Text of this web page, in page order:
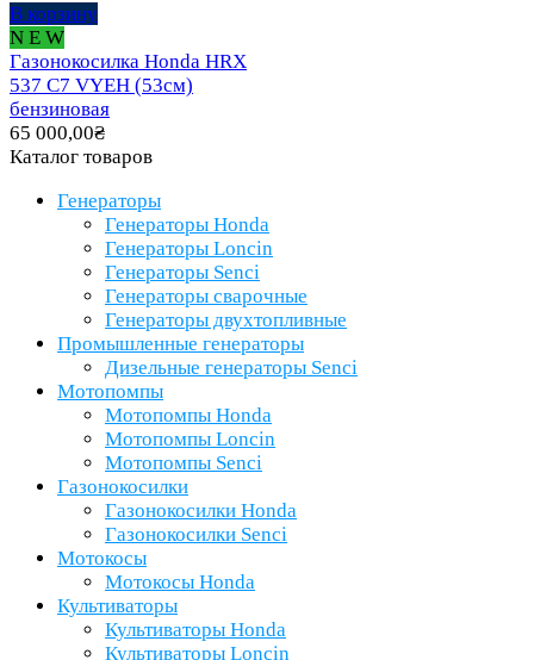
В корзину
N E W
Газонокосилка Honda HRX
537 C7 VYEH (53см)
бензиновая
65 000,00₴
Каталог товаров
Генераторы
Генераторы Honda
Генераторы Loncin
Генераторы Senci
Генераторы сварочные
Генераторы двухтопливные
Промышленные генераторы
Дизельные генераторы Senci
Мотопомпы
Мотопомпы Honda
Мотопомпы Loncin
Мотопомпы Senci
Газонокосилки
Газонокосилки Honda
Газонокосилки Senci
Мотокосы
Мотокосы Honda
Культиваторы
Культиваторы Honda
Культиваторы Loncin